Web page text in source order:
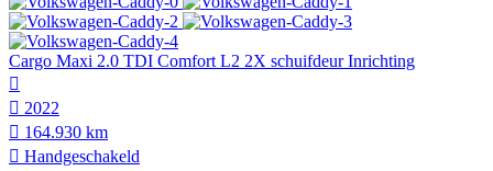
Cargo Maxi 2.0 TDI Comfort L2 2X schuifdeur Inrichting
2022
164.930 km
Hand­geschakeld